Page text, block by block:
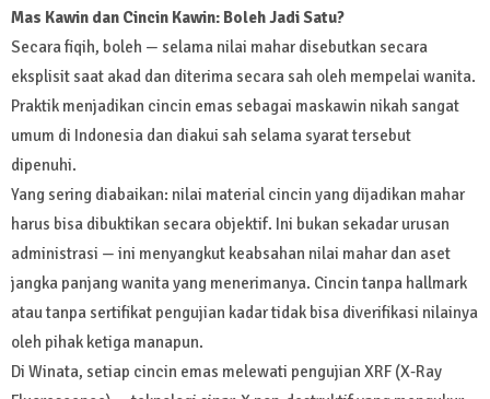
Mas Kawin dan Cincin Kawin: Boleh Jadi Satu?
Secara fiqih, boleh — selama nilai mahar disebutkan secara
eksplisit saat akad dan diterima secara sah oleh mempelai wanita.
Praktik menjadikan cincin emas sebagai maskawin nikah sangat
umum di Indonesia dan diakui sah selama syarat tersebut
dipenuhi.
Yang sering diabaikan: nilai material cincin yang dijadikan mahar
harus bisa dibuktikan secara objektif. Ini bukan sekadar urusan
administrasi — ini menyangkut keabsahan nilai mahar dan aset
jangka panjang wanita yang menerimanya. Cincin tanpa hallmark
atau tanpa sertifikat pengujian kadar tidak bisa diverifikasi nilainya
oleh pihak ketiga manapun.
Di Winata, setiap cincin emas melewati pengujian XRF (X-Ray